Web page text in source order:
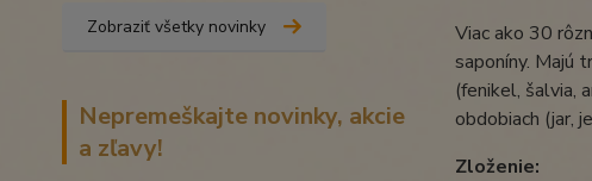
Zobraziť všetky novinky
Nepremeškajte novinky, akcie
a zľavy!
Viac ako 30
saponíny. Majú
(fenikel, šalvia,
obdobiach (jar,
Zloženie: